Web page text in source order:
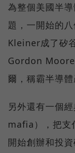
為整個美國半
題，一開始的
Kleiner成了矽
Gordon
爾，稱霸半導體
另外還有一個
mafia），把支
開始創辦和投